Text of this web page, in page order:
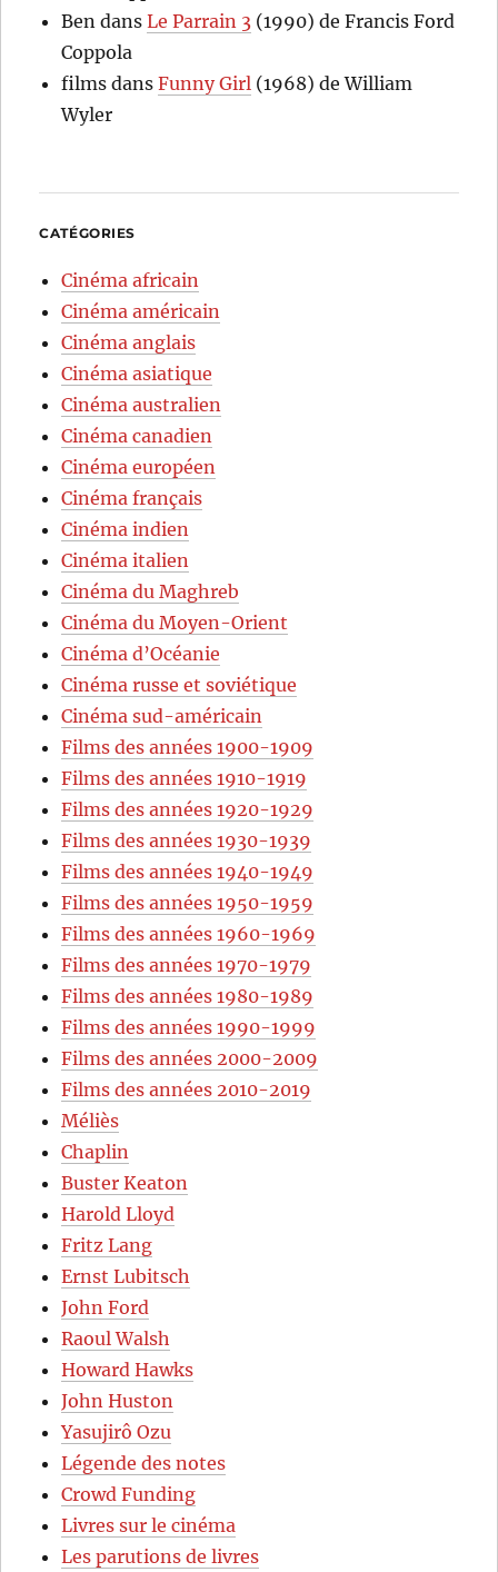
Ben dansLe Parrain 3 (1990) de Francis Ford
Coppola
films dansFunny Girl (1968) de William
Wyler
CATÉGORIES
Cinéma africain
Cinéma américain
Cinéma anglais
Cinéma asiatique
Cinéma australien
Cinéma canadien
Cinéma européen
Cinéma français
Cinéma indien
Cinéma italien
Cinéma du Maghreb
Cinéma du Moyen-Orient
Cinéma d’Océanie
Cinéma russe et soviétique
Cinéma sud-américain
Films des années 1900-1909
Films des années 1910-1919
Films des années 1920-1929
Films des années 1930-1939
Films des années 1940-1949
Films des années 1950-1959
Films des années 1960-1969
Films des années 1970-1979
Films des années 1980-1989
Films des années 1990-1999
Films des années 2000-2009
Films des années 2010-2019
Méliès
Chaplin
Buster Keaton
Harold Lloyd
Fritz Lang
Ernst Lubitsch
John Ford
Raoul Walsh
Howard Hawks
John Huston
Yasujirô Ozu
Légende des notes
Crowd Funding
Livres sur le cinéma
Les parutions de livres